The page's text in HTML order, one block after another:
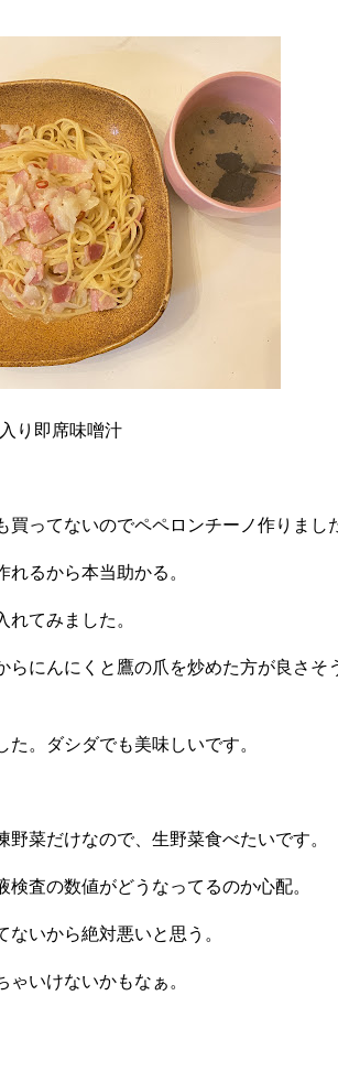
り即席味噌汁
ってないのでペペロンチーノ作りまし
るから本当助かる。
てみました。
にんにくと鷹の爪を炒めた方が良さそ
。ダシダでも美味しいです。
菜だけなので、生野菜食べたいです。
査の数値がどうなってるのか心配。
いから絶対悪いと思う。
いけないかもなぁ。